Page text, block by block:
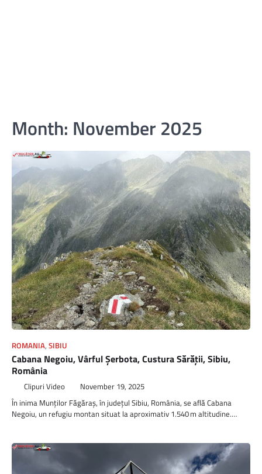
Month: November 2025
ROMANIA, SIBIU
Cabana Negoiu, Vârful Șerbota, Custura Sărății, Sibiu,
România
Clipuri Video November 19, 2025
În inima Munților Făgăraș, în județul Sibiu, România, se află Cabana
Negoiu, un refugiu montan situat la aproximativ 1.540 m altitudine.…